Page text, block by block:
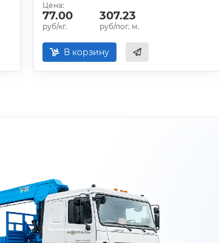
Цена:
77.00
руб/кг.
307.23
руб/пог. м.
В корзину